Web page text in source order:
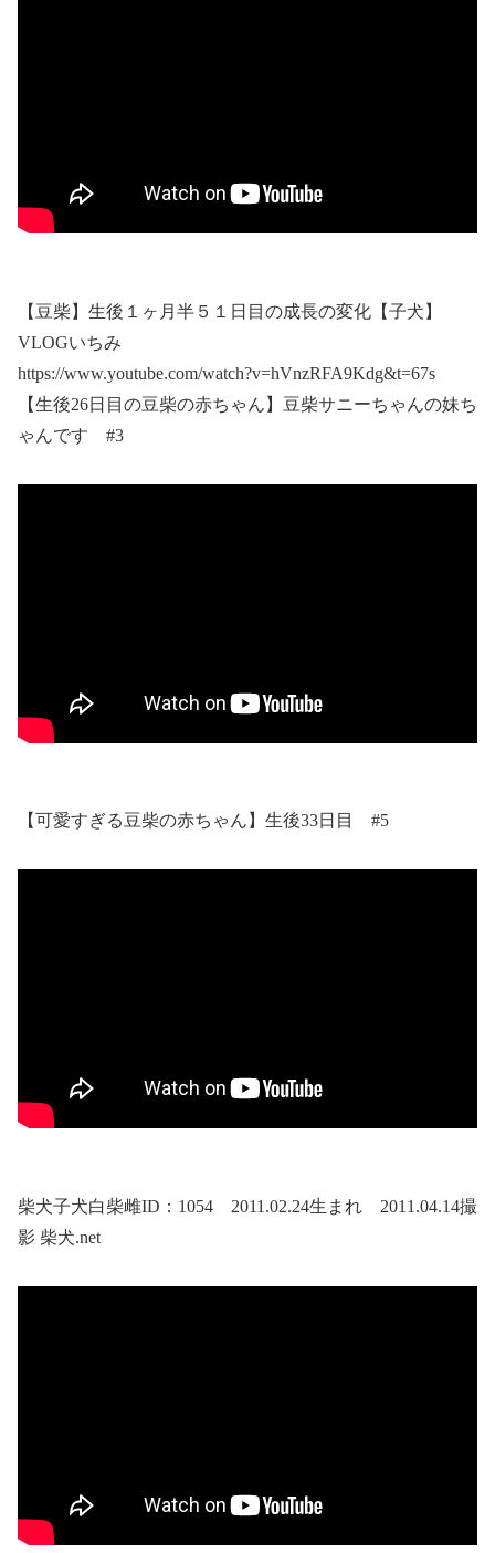
【豆柴】生後１ヶ月半５１日目の成長の変化【子犬】
VLOGいちみ
https://www.youtube.com/watch?v=hVnzRFA9Kdg&t=67s
【生後26日目の豆柴の赤ちゃん】豆柴サニーちゃんの妹ち
ゃんです #3
【可愛すぎる豆柴の赤ちゃん】生後33日目 #5
柴犬子犬白柴雌ID：1054 2011.02.24生まれ 2011.04.14撮
影 柴犬.net